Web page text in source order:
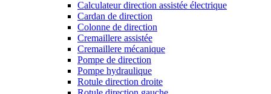
Calculateur direction assistée électrique
Cardan de direction
Colonne de direction
Cremaillere assistée
Cremaillere mécanique
Pompe de direction
Pompe hydraulique
Rotule direction droite